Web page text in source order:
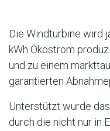
Die Windturbine wird
kWh Ökostrom
und zu einem
garantierten
Unterstützt wurde
durch die nicht nur in